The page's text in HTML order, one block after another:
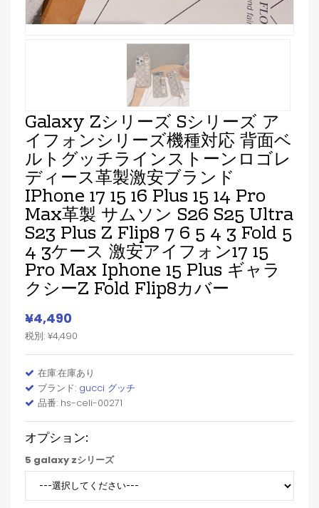
Galaxy Zシリーズ Sシリーズ ア
イフォンシリーズ機種対応 背面ベ
ルトグッチラインストーンロゴレ
ディース革製激安ブランド
IPhone 17 15 16 Plus 15 14 Pro
Max革製 サムソン S26 S25 Ultra
S23 Plus Z Flip8 7 6 5 4 3 Fold 5
4 3ケース 激安アイフォン17 15
Pro Max Iphone 15 Plus ギャラ
クシーZ Fold Flip8カバー
¥4,490
税別: ¥4,490
在庫:在庫あり
ブランド: gucci グッチ
品番: hs-celi-00271
オプション:
5 galaxy zシリーズ